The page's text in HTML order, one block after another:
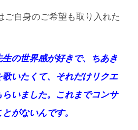
自身のご希望も取り入れた
の世界感が好きで、ちあき
いたくて、それだけリクエ
いました。これまでコンサ
がないんです。